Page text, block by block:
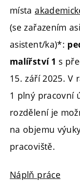
místa
(se zařazením
asistent/ka)*:
malířství 1 s
15. září 2025. V
1 plný pracovní
rozdělení je
na objemu
pracoviště.
Náplň práce